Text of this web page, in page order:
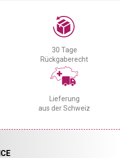
30 Tage
Rückgaberecht
Lieferung
aus der Schweiz